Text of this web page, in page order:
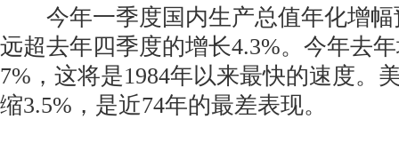
今年一季度国内生产总值年化增幅
远超去年四季度的增长4.3%。今年去
7%，这将是1984年以来最快的速度。
缩3.5%，是近74年的最差表现。